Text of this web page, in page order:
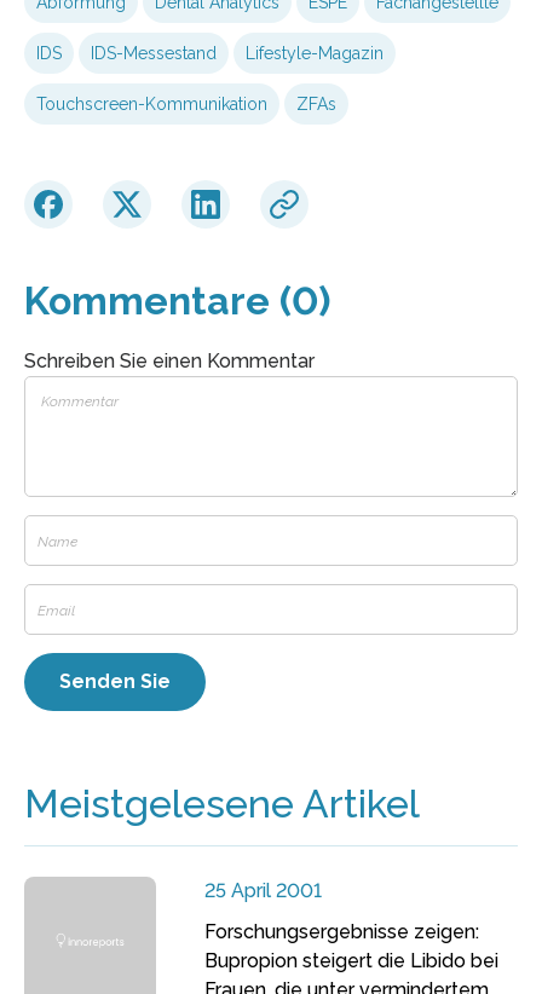
IDS IDS-Messestand Lifestyle-Magazin
Touchscreen-Kommunikation ZFAs
Kommentare (0)
Schreiben Sie einen Kommentar
Meistgelesene Artikel
25 April 2001
Forschungsergebnisse zeigen:
Bupropion steigert die Libido bei
Frauen, die unter vermindertem